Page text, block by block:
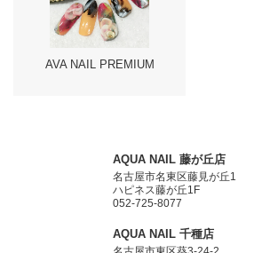
AVA NAIL PREMIUM
AQUA NAIL 藤が丘店
名古屋市名東区藤見が丘1
ハピネス藤が丘1F
052-725-8077
AQUA NAIL 千種店